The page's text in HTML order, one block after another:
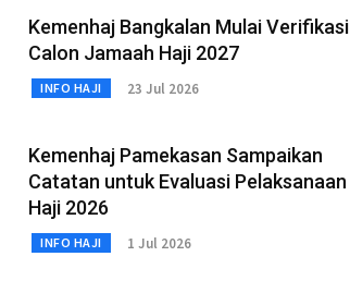
Kemenhaj Bangkalan Mulai Verifikasi
Calon Jamaah Haji 2027
INFO HAJI 23 Jul 2026
Kemenhaj Pamekasan Sampaikan
Catatan untuk Evaluasi Pelaksanaan
Haji 2026
INFO HAJI 1 Jul 2026